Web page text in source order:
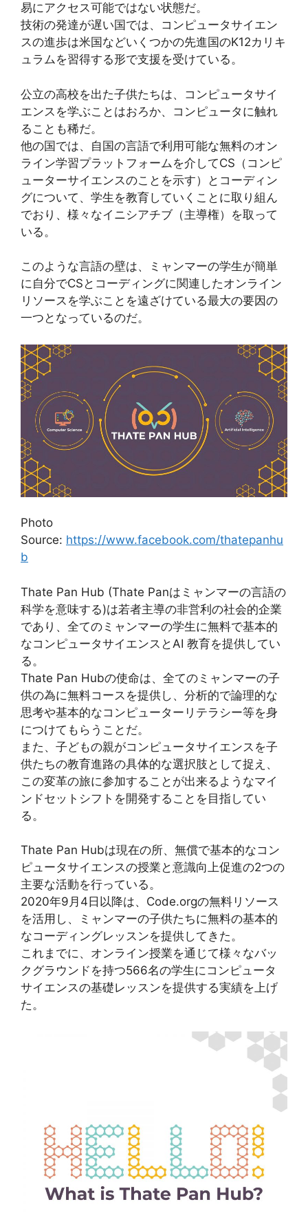
易にアクセス可能ではない状態だ。
技術の発達が遅い国では、コンピュータサイエン
スの進歩は米国などいくつかの先進国のK12カリキ
ュラムを習得する形で支援を受けている。
公立の高校を出た子供たちは、コンピュータサイ
エンスを学ぶことはおろか、コンピュータに触れ
ることも稀だ。
他の国では、自国の言語で利用可能な無料のオン
ライン学習プラットフォームを介してCS（コンピ
ューターサイエンスのことを示す）とコーディン
グについて、学生を教育していくことに取り組ん
でおり、様々なイニシアチブ（主導権）を取って
いる。
このような言語の壁は、ミャンマーの学生が簡単
に自分でCSとコーディングに関連したオンライン
リソースを学ぶことを遠ざけている最大の要因の
一つとなっているのだ。
Photo
Source: https://www.facebook.com/thatepanhu
b
Thate Pan Hub (Thate Panはミャンマーの言語の
科学を意味する)は若者主導の非営利の社会的企業
であり、全てのミャンマーの学生に無料で基本的
なコンピュータサイエンスとAI 教育を提供してい
る。
Thate Pan Hubの使命は、全てのミャンマーの子
供の為に無料コースを提供し、分析的で論理的な
思考や基本的なコンピューターリテラシー等を身
につけてもらうことだ。
また、子どもの親がコンピュータサイエンスを子
供たちの教育進路の具体的な選択肢として捉え、
この変革の旅に参加することが出来るようなマイ
ンドセットシフトを開発することを目指してい
る。
Thate Pan Hubは現在の所、無償で基本的なコン
ピュータサイエンスの授業と意識向上促進の2つの
主要な活動を行っている。
2020年9月4日以降は、Code.orgの無料リソース
を活用し、ミャンマーの子供たちに無料の基本的
なコーディングレッスンを提供してきた。
これまでに、オンライン授業を通じて様々なバッ
クグラウンドを持つ566名の学生にコンピュータ
サイエンスの基礎レッスンを提供する実績を上げ
た。